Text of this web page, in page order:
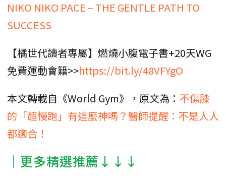
NIKO NIKO PACE – THE GENTLE PATH TO
SUCCESS
【橘世代讀者專屬】燃燒小腹電子書+20天WG
免費運動會籍>>https://bit.ly/48VFYgO
本文轉載自《World Gym》，原文為： 不傷膝
的「超慢跑」有這麼神嗎？醫師提醒：不是人人
都適合！
│更多精選推薦↓↓↓